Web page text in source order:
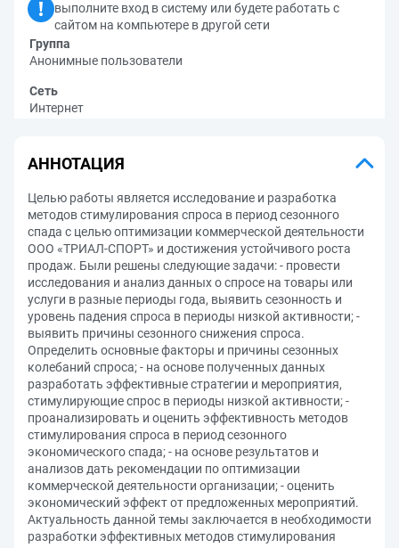
выполните вход в систему или будете работать с
сайтом на компьютере в другой сети
Группа
Анонимные пользователи
Сеть
Интернет
АННОТАЦИЯ
Целью работы является исследование и разработка
методов стимулирования спроса в период сезонного
спада с целью оптимизации коммерческой деятельности
ООО «ТРИАЛ-СПОРТ» и достижения устойчивого роста
продаж. Были решены следующие задачи: - провести
исследования и анализ данных о спросе на товары или
услуги в разные периоды года, выявить сезонность и
уровень падения спроса в периоды низкой активности; -
выявить причины сезонного снижения спроса.
Определить основные факторы и причины сезонных
колебаний спроса; - на основе полученных данных
разработать эффективные стратегии и мероприятия,
стимулирующие спрос в периоды низкой активности; -
проанализировать и оценить эффективность методов
стимулирования спроса в период сезонного
экономического спада; - на основе результатов и
анализов дать рекомендации по оптимизации
коммерческой деятельности организации; - оценить
экономический эффект от предложенных мероприятий.
Актуальность данной темы заключается в необходимости
разработки эффективных методов стимулирования